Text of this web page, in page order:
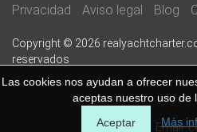
Privacidad Aviso legal Blog
Copyright © 2026
reservados
Email:
Las cookies nos ayudan a ofrecer
aceptas nuestro uso de
Aceptar
Más